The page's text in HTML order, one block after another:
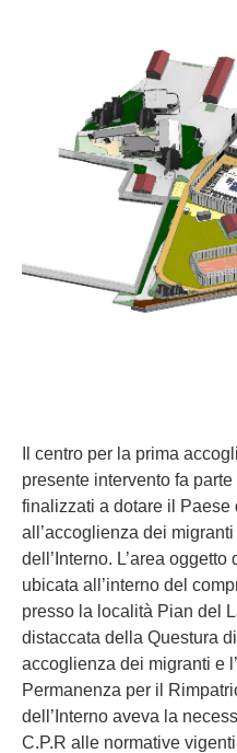
Il centro per la prima
presente intervento fa
finalizzati a dotare il Paese
all’accoglienza dei
dell’Interno. L’area
ubicata all’interno del
presso la località Pian del
distaccata della Questura
accoglienza dei migranti e
Permanenza per il
dell’Interno aveva la
C.P.R alle normative